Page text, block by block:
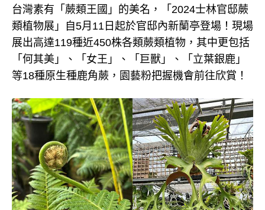
台灣素有「蕨類王國」的美名，「2024士林官邸蕨
類植物展」自5月11日起於官邸內新蘭亭登場！現場
展出高達119種近450株各類蕨類植物，其中更包括
「何其美」、「女王」、「巨獸」、「立葉銀鹿」
等18種原生種鹿角蕨，園藝粉把握機會前往欣賞！